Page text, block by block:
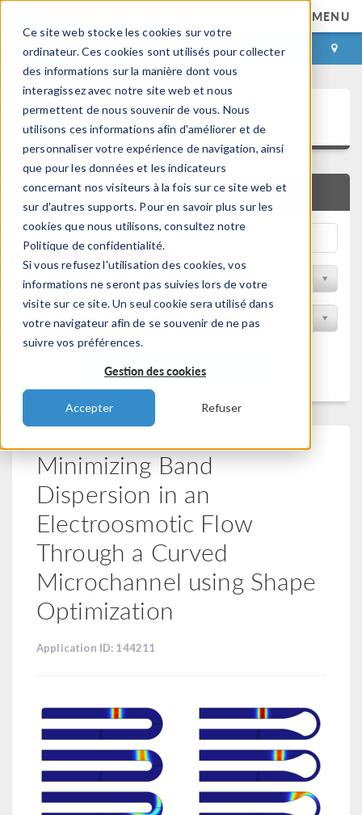
Ce site web stocke les cookies sur votre
ordinateur. Ces cookies sont utilisés pour collecter
des informations sur la manière dont vous
interagissez avec notre site web et nous
permettent de nous souvenir de vous. Nous
utilisons ces informations afin d'améliorer et de
personnaliser votre expérience de navigation, ainsi
que pour les données et les indicateurs
concernant nos visiteurs à la fois sur ce site web et
sur d'autres supports. Pour en savoir plus sur les
cookies que nous utilisons, consultez notre
Politique de confidentialité.
Si vous refusez l'utilisation des cookies, vos
informations ne seront pas suivies lors de votre
visite sur ce site. Un seul cookie sera utilisé dans
votre navigateur afin de se souvenir de ne pas
suivre vos préférences.
Gestion des cookies
Accepter Refuser
MENU
CONNEXION CONTACT
Bibliothèque d'Applications
RECHERCHE RAPIDE
Trier par Discipline
Filtrer par produit
Filtrer
Minimizing Band
Dispersion in an
Electroosmotic Flow
Through a Curved
Microchannel using Shape
Optimization
Application ID: 144211